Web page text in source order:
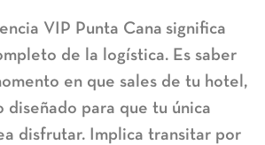
VIP Punta Cana significa
de la logística. Es saber
en que sales de tu hotel,
diseñado para que tu única
disfrutar. Implica transitar por